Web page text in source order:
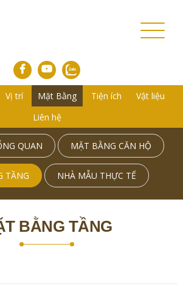
Toggle
Vị trí Mặt Bằng Tiện ích
Vật liệu
Liên hệ
QUAN MẶT BẰNG CĂN HỘ
TẦNG NHÀ MẪU THỰC TẾ
BẰNG TẦNG